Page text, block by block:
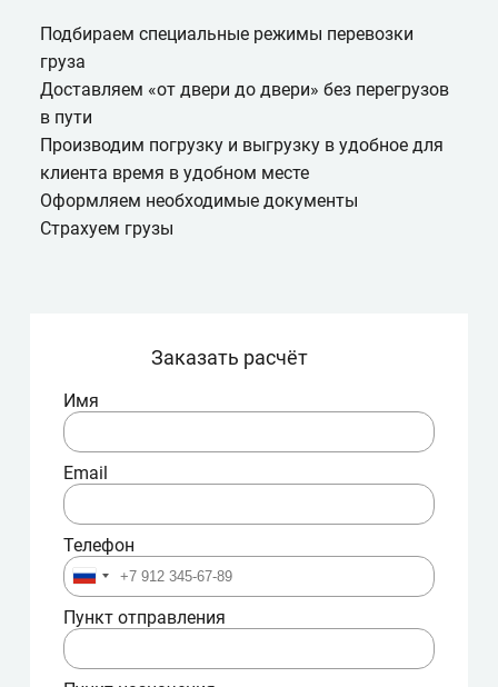
Подбираем специальные режимы перевозки
груза
Доставляем «от двери до двери» без перегрузов
в пути
Производим погрузку и выгрузку в удобное для
клиента время в удобном месте
Оформляем необходимые документы
Страхуем грузы
Заказать расчёт
Имя
Email
Телефон
Пункт отправления